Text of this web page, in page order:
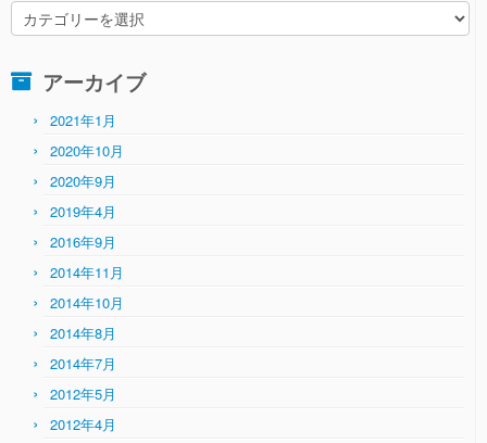
カ
テ
リ
アーカイブ
2021年1月
2020年10月
2020年9月
2019年4月
2016年9月
2014年11月
2014年10月
2014年8月
2014年7月
2012年5月
2012年4月